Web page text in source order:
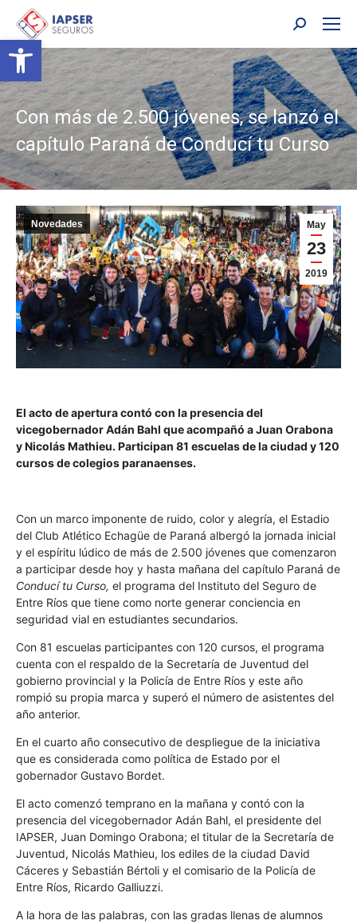
Abrir barra de herramientas
Buscar:
Con más de 2.500 jóvenes, se lanzó el
capítulo Paraná de Conducí tu Curso
May
23
2019
Novedades
El acto de apertura contó con la presencia del
vicegobernador Adán Bahl que acompañó a Juan Orabona
y Nicolás Mathieu. Participan 81 escuelas de la ciudad y 120
cursos de colegios paranaenses.
Con un marco imponente de ruido, color y alegría, el Estadio
del Club Atlético Echagüe de Paraná albergó la jornada inicial
y el espíritu lúdico de más de 2.500 jóvenes que comenzaron
a participar desde hoy y hasta mañana del capítulo Paraná de
Conducí tu Curso, el programa del Instituto del Seguro de
Entre Ríos que tiene como norte generar conciencia en
seguridad vial en estudiantes secundarios.
Con 81 escuelas participantes con 120 cursos, el programa
cuenta con el respaldo de la Secretaría de Juventud del
gobierno provincial y la Policía de Entre Ríos y este año
rompió su propia marca y superó el número de asistentes del
año anterior.
En el cuarto año consecutivo de despliegue de la iniciativa
que es considerada como política de Estado por el
gobernador Gustavo Bordet.
El acto comenzó temprano en la mañana y contó con la
presencia del vicegobernador Adán Bahl, el presidente del
IAPSER, Juan Domingo Orabona; el titular de la Secretaría de
Juventud, Nicolás Mathieu, los ediles de la ciudad David
Cáceres y Sebastián Bértoli y el comisario de la Policía de
Entre Ríos, Ricardo Galliuzzi.
A la hora de las palabras, con las gradas llenas de alumnos